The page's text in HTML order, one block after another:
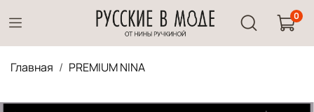
0
Главная PREMIUM NINA